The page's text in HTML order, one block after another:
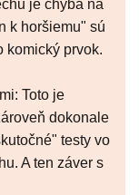
je chyba na
k horšiemu" sú
komický prvok.
Toto je
dokonale
testy vo
A ten záver s